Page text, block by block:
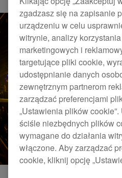
zgadzasz się na zapisanie
urządzeniu w celu
witrynie, analizy
marketingowych i
targetujące pliki cookie,
udostępnianie danych
zewnętrznym partnerom
zarządzać preferencjami
„Ustawienia plików
ściśle niezbędnych plików
wymagane do działania
włączone. Aby zarządzać
cookie, kliknij opcję